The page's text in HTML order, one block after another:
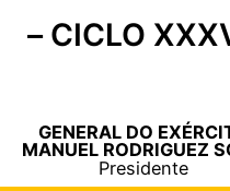
– CICLO
GENERAL DO
MANUEL RODRIGUEZ
Presidente